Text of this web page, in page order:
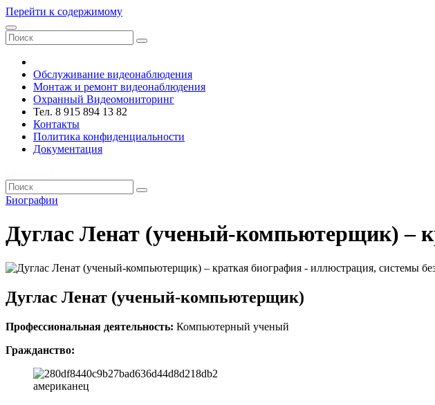
Перейти к содержимому
Обслуживание видеонаблюдения
Монтаж и ремонт видеонаблюдения
Охранный Видеомониторинг
Тел. 8 915 894 13 82
Контакты
Политика конфиденциальности
Документация
Биографии
Дуглас Ленат (ученый-компьютерщик) –
Дуглас Ленат (ученый-компьютерщик)
Профессиональная деятельность: Компьютерный ученый
Гражданство:
американец